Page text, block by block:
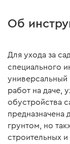
Об
Для ухода за
специального
универсальный
работ на даче,
обустройства
предназначена
грунтом, но
строительных